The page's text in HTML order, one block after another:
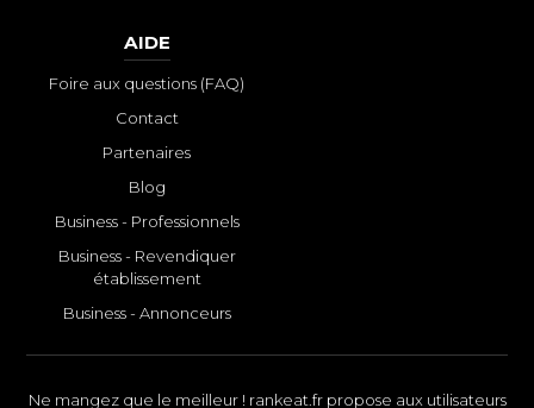
AIDE
Foire aux questions (FAQ)
Contact
Partenaires
Blog
Business - Professionnels
Business - Revendiquer
établissement
Business - Annonceurs
Ne mangez que le meilleur ! rankeat.fr propose aux utilisateurs